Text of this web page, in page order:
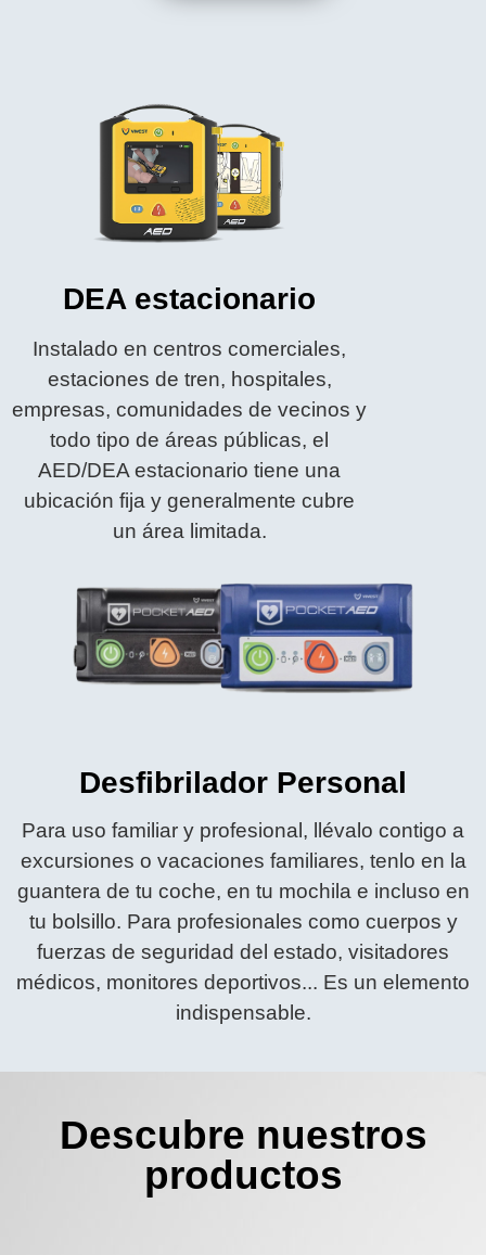
DEA estacionario
Instalado en centros comerciales,
estaciones de tren, hospitales,
empresas, comunidades de vecinos y
todo tipo de áreas públicas, el
AED/DEA estacionario tiene una
ubicación fija y generalmente cubre
un área limitada.
Desfibrilador Personal
Para uso familiar y profesional, llévalo contigo a
excursiones o vacaciones familiares, tenlo en la
guantera de tu coche, en tu mochila e incluso en
tu bolsillo. Para profesionales como cuerpos y
fuerzas de seguridad del estado, visitadores
médicos, monitores deportivos... Es un elemento
indispensable.
Descubre nuestros
productos